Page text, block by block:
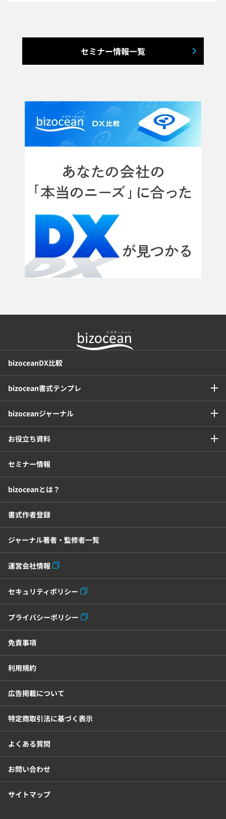
セミナー情報一覧
bizoceanDX比較
bizocean書式テンプレ
bizoceanジャーナル
お役立ち資料
セミナー情報
bizoceanとは？
書式作者登録
ジャーナル著者・監修者一覧
運営会社情報
セキュリティポリシー
プライバシーポリシー
免責事項
利用規約
広告掲載について
特定商取引法に基づく表示
よくある質問
お問い合わせ
サイトマップ